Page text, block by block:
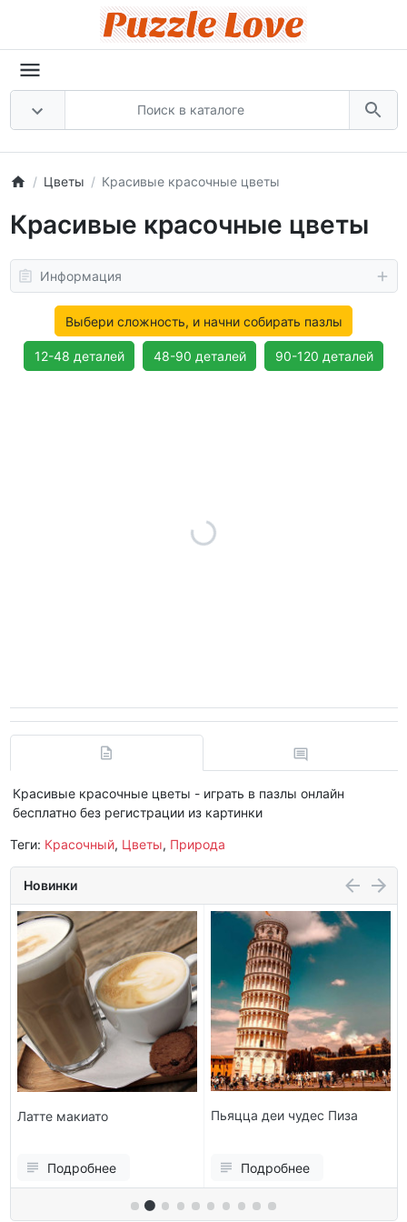
Цветы Красивые красочные цветы
Красивые красочные цветы
Информация
Выбери сложность, и начни собирать пазлы
12-48 деталей 48-90 деталей 90-120 деталей
Красивые красочные цветы - играть в пазлы онлайн
бесплатно без регистрации из картинки
Теги: Красочный, Цветы, Природа
Новинки
Латте макиато
Подробнее
Пьяцца деи чудес Пиза
Подробнее